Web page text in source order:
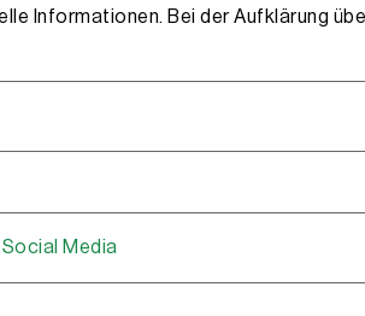
Informationen. Bei der Aufklärung
Media